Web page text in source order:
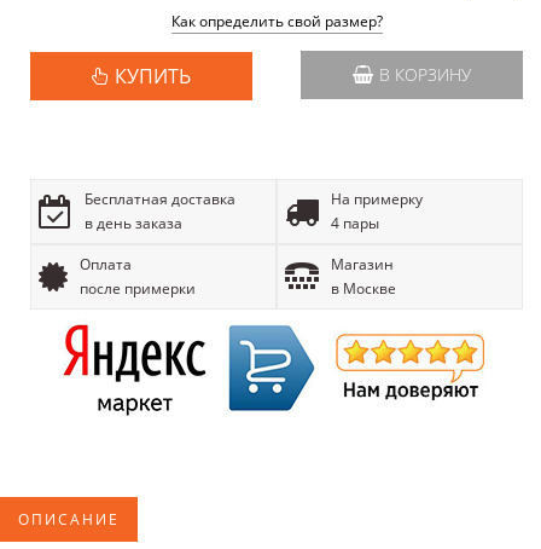
Как определить свой размер?
КУПИТЬ В КОРЗИНУ
Бесплатная доставка
в день заказа
На примерку
4 пары
Оплата
после примерки
Магазин
в Москве
ОПИСАНИЕ